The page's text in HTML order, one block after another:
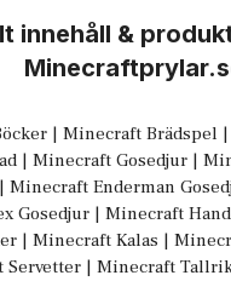
innehåll &
| Minecraft Brädspel |
| Minecraft Gosedjur |
| Minecraft Enderman
Gosedjur | Minecraft
| Minecraft Kalas |
Servetter | Minecraft